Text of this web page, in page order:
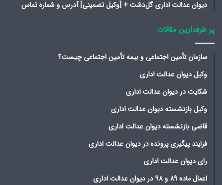
دیوان عدالت اداری گل‌دشت + [وکیل تضمینی] آدرس و شماره تماس
پر طرفدارین مقالات
سازمان تأمین اجتماعی و بیمه تأمین اجتماعی چیست؟
وکیل دیوان عدالت اداری
شکایت در دیوان عدالت اداری
وکیل بازنشسته دیوان عدالت اداری
قاضی بازنشسته دیوان عدالت اداری
فرایند پیگیری پرونده در دیوان عدالت اداری
رای دیوان عدالت اداری
اعمال ماده 89 و 98 در دیوان عدالت اداری